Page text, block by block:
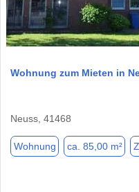
Wohnung zum Mieten in
Neuss, 41468
Wohnung ca. 85,00 m²